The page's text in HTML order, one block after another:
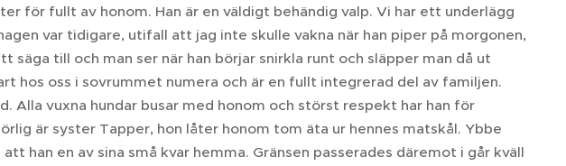
för fullt av honom. Han är en väldigt behändig valp. Vi har ett underlägg
var tidigare, utifall att jag inte skulle vakna när han piper på morgonen,
säga till och man ser när han börjar snirkla runt och släpper man då ut
hos oss i sovrummet numera och är en fullt integrerad del av familjen.
Alla vuxna hundar busar med honom och störst respekt har han för
är syster Tapper, hon låter honom tom äta ur hennes matskål. Ybbe
han en av sina små kvar hemma. Gränsen passerades däremot i går kväll